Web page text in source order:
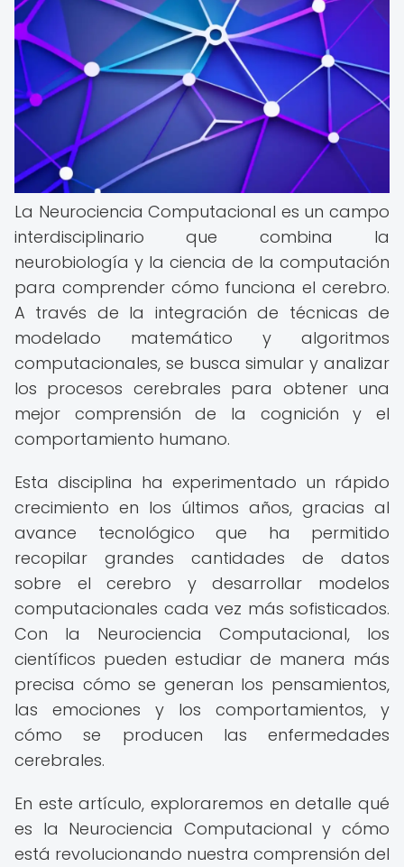
La Neurociencia Computacional es un campo
interdisciplinario que combina la
neurobiología y la ciencia de la computación
para comprender cómo funciona el cerebro.
A través de la integración de técnicas de
modelado matemático y algoritmos
computacionales, se busca simular y analizar
los procesos cerebrales para obtener una
mejor comprensión de la cognición y el
comportamiento humano.
Esta disciplina ha experimentado un rápido
crecimiento en los últimos años, gracias al
avance tecnológico que ha permitido
recopilar grandes cantidades de datos
sobre el cerebro y desarrollar modelos
computacionales cada vez más sofisticados.
Con la Neurociencia Computacional, los
científicos pueden estudiar de manera más
precisa cómo se generan los pensamientos,
las emociones y los comportamientos, y
cómo se producen las enfermedades
cerebrales.
En este artículo, exploraremos en detalle qué
es la Neurociencia Computacional y cómo
está revolucionando nuestra comprensión del